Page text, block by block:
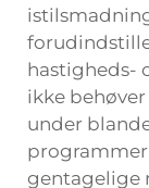
hastigheds-
ikke
under
programmer
gentagelige